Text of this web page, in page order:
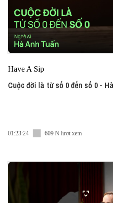
Have A Sip
Cuộc đời là từ số 0 đến số 0 -
01:23:24 609 N lượt xem